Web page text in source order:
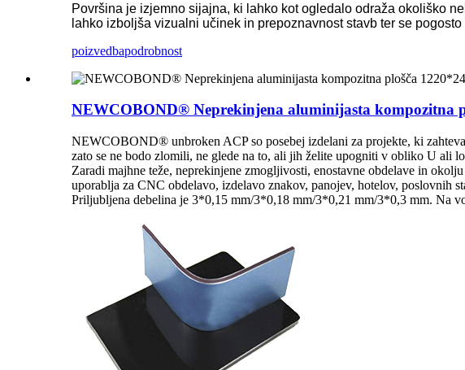
Površina je izjemno sijajna, ki lahko kot ogledalo odraža okoliško
lahko izboljša vizualni učinek in prepoznavnost stavb ter se
poizvedbapodrobnost
NEWCOBOND® Neprekinjena aluminijasta kompozitna
NEWCOBOND® unbroken ACP so posebej izdelani za projekte, ki
zato se ne bodo zlomili, ne glede na to, ali jih želite upogniti v obliko U ali
Zaradi majhne teže, neprekinjene zmogljivosti, enostavne obdelave in
uporablja za CNC obdelavo, izdelavo znakov, panojev, hotelov, poslovnih
Priljubljena debelina je 3*0,15 mm/3*0,18 mm/3*0,21 mm/3*0,3 mm. Na